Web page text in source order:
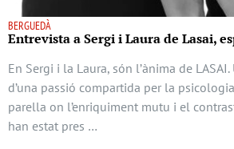
BERGUEDÀ
Entrevista a Sergi i Laura de Lasai,
En Sergi i la Laura, són l’ànima de
d’una passió compartida per la
parella on l’enriquiment mutu i el
han estat pres …